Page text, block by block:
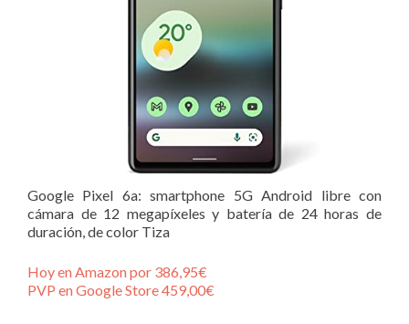
Google Pixel 6a: smartphone 5G Android libre con
cámara de 12 megapíxeles y batería de 24 horas de
duración, de color Tiza
Hoy en Amazon por 386,95€
PVP en Google Store 459,00€